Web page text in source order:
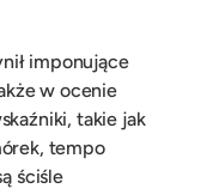
imponujące
w ocenie
takie jak
tempo
ściśle